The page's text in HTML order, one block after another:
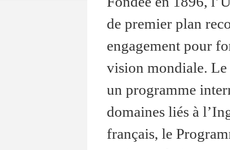
de premier plan
engagement pour
vision mondiale. Le
un programme
domaines liés à
français, le